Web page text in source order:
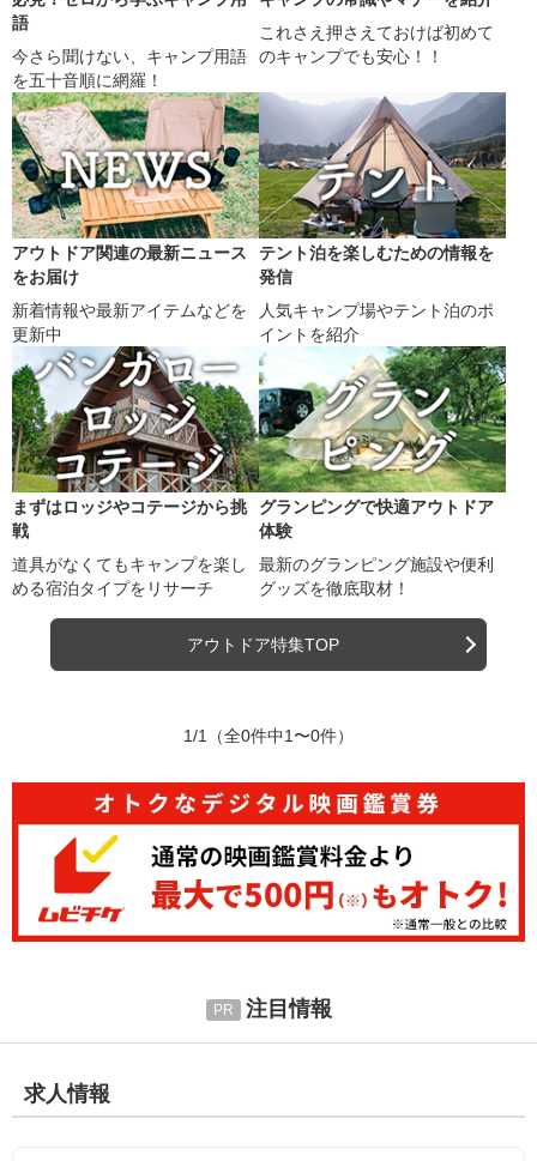
語
今さら聞けない、キャンプ用語
を五十音順に網羅！
これさえ押さえておけば初めて
のキャンプでも安心！！
アウトドア関連の最新ニュース
をお届け
新着情報や最新アイテムなどを
更新中
テント泊を楽しむための情報を
発信
人気キャンプ場やテント泊のポ
イントを紹介
まずはロッジやコテージから挑
戦
道具がなくてもキャンプを楽し
める宿泊タイプをリサーチ
グランピングで快適アウトドア
体験
最新のグランピング施設や便利
グッズを徹底取材！
アウトドア特集TOP
1/1 （全0件中1〜0件）
注目情報
求人情報